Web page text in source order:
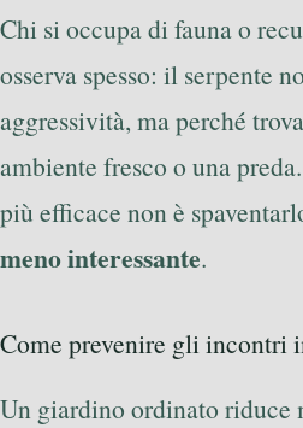
Chi si occupa di fauna o
osserva spesso: il serpente
aggressività, ma perché
ambiente fresco o una
più efficace non è
meno interessante.
Come prevenire gli incontri
Un giardino ordinato riduce